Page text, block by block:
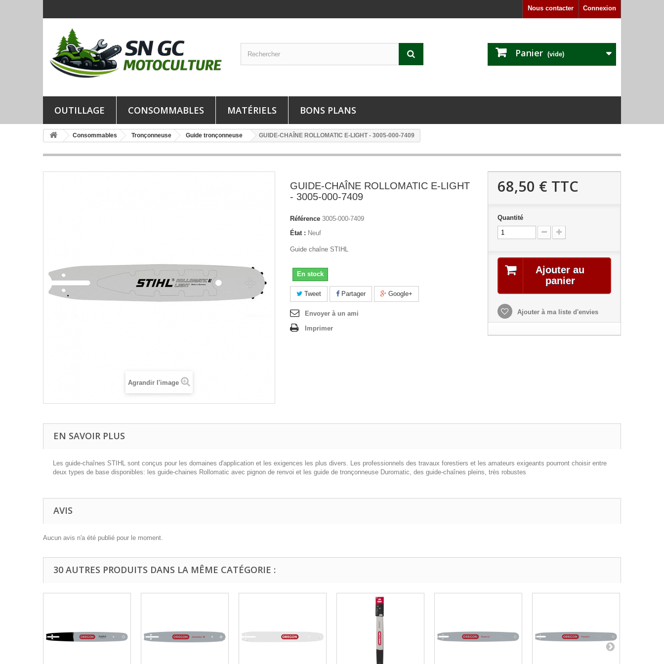
Connexion
Nous contacter
Panier (vide)
OUTILLAGE CONSOMMABLES MATÉRIELS BONS PLANS
Consommables Tronçonneuse Guide tronçonneuse GUIDE-CHAÎNE ROLLOMATIC E-LIGHT - 3005-000-7409
Agrandir l'image
GUIDE-CHAÎNE ROLLOMATIC E-LIGHT
- 3005-000-7409
Référence 3005-000-7409
État : Neuf
Guide chaîne STIHL
En stock
Tweet Partager Google+
Envoyer à un ami
Imprimer
68,50 € TTC
Quantité
Ajouter au
panier
Ajouter à ma liste d'envies
EN SAVOIR PLUS
Les guide-chaînes STIHL sont conçus pour les domaines d'application et les exigences les plus divers. Les professionnels des travaux forestiers et les amateurs exigeants pourront choisir entre
deux types de base disponibles: les guide-chaines Rollomatic avec pignon de renvoi et les guide de tronçonneuse Duromatic, des guide-chaînes pleins, très robustes
AVIS
Aucun avis n'a été publié pour le moment.
30 AUTRES PRODUITS DANS LA MÊME CATÉGORIE :